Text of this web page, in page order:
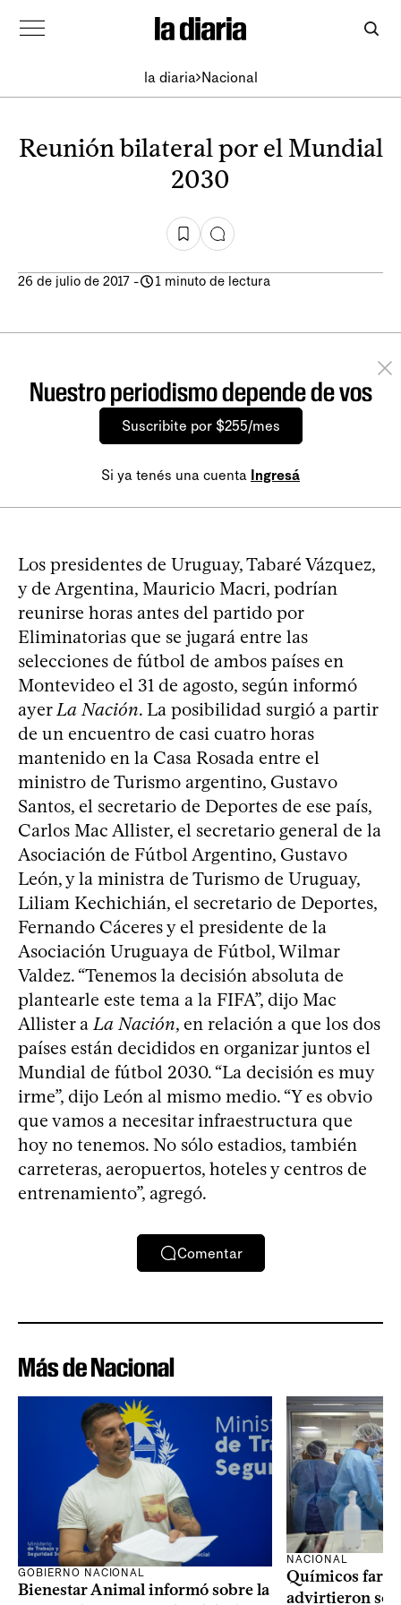
la diaria Nacional
Reunión bilateral por el Mundial
2030
26 de julio de 2017 - 1 minuto de lectura
Nuestro periodismo depende de vos
Suscribite por $255/mes
Si ya tenés una cuenta Ingresá
Los presidentes de Uruguay, Tabaré Vázquez,
y de Argentina, Mauricio Macri, podrían
reunirse horas antes del partido por
Eliminatorias que se jugará entre las
selecciones de fútbol de ambos países en
Montevideo el 31 de agosto, según informó
ayerLa Nación. La posibilidad surgió a partir
de un encuentro de casi cuatro horas
mantenido en la Casa Rosada entre el
ministro de Turismo argentino, Gustavo
Santos, el secretario de Deportes de ese país,
Carlos Mac Allister, el secretario general de la
Asociación de Fútbol Argentino, Gustavo
León, y la ministra de Turismo de Uruguay,
Liliam Kechichián, el secretario de Deportes,
Fernando Cáceres y el presidente de la
Asociación Uruguaya de Fútbol, Wilmar
Valdez. “Tenemos la decisión absoluta de
plantearle este tema a la FIFA”, dijo Mac
Allister aLa Nación, en relación a que los dos
países están decididos en organizar juntos el
Mundial de fútbol 2030. “La decisión es muy
irme”, dijo León al mismo medio. “Y es obvio
que vamos a necesitar infraestructura que
hoy no tenemos. No sólo estadios, también
carreteras, aeropuertos, hoteles y centros de
entrenamiento”, agregó.
Comentar
Más de Nacional
GOBIERNO NACIONAL
Bienestar Animal informó sobre la
NACIONAL
Químicos
advirtieron